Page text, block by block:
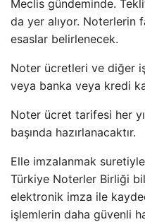
Meclis gündeminde.
da yer alıyor. Noterlerin
esaslar belirlenecek.
Noter ücretleri ve diğer
veya banka veya kredi
Noter ücret tarifesi her
başında hazırlanacaktır.
Elle imzalanmak
Türkiye Noterler Birliği
elektronik imza ile
işlemlerin daha güvenli